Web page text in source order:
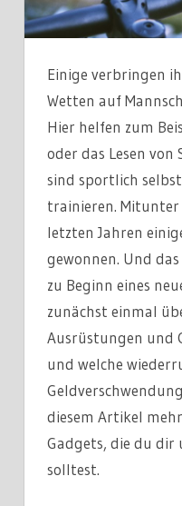
Einige verbringen
Wetten auf
Hier helfen zum
oder das Lesen
sind sportlich
trainieren.
letzten Jahren
gewonnen. Und
zu Beginn eines
zunächst einmal
Ausrüstungen und
und welche
diesem Artikel
Gadgets, die du dir
solltest.